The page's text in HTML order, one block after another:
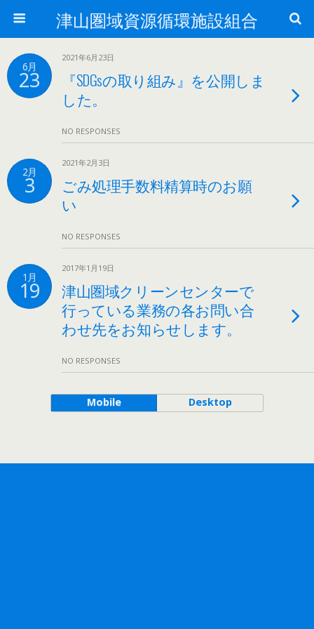
津山圏域資源循環施設組合
6月
23
2021年6月23日
『SDGsの取り組み』を公開しま
した。
NO RESPONSES
2月
3
2021年2月3日
ごみ処理手数料精算時のお願
い
NO RESPONSES
1月
19
2017年1月19日
津山圏域クリーンセンターで
行っている業務の各お問い合
わせ先をお知らせします。
NO RESPONSES
Mobile Desktop